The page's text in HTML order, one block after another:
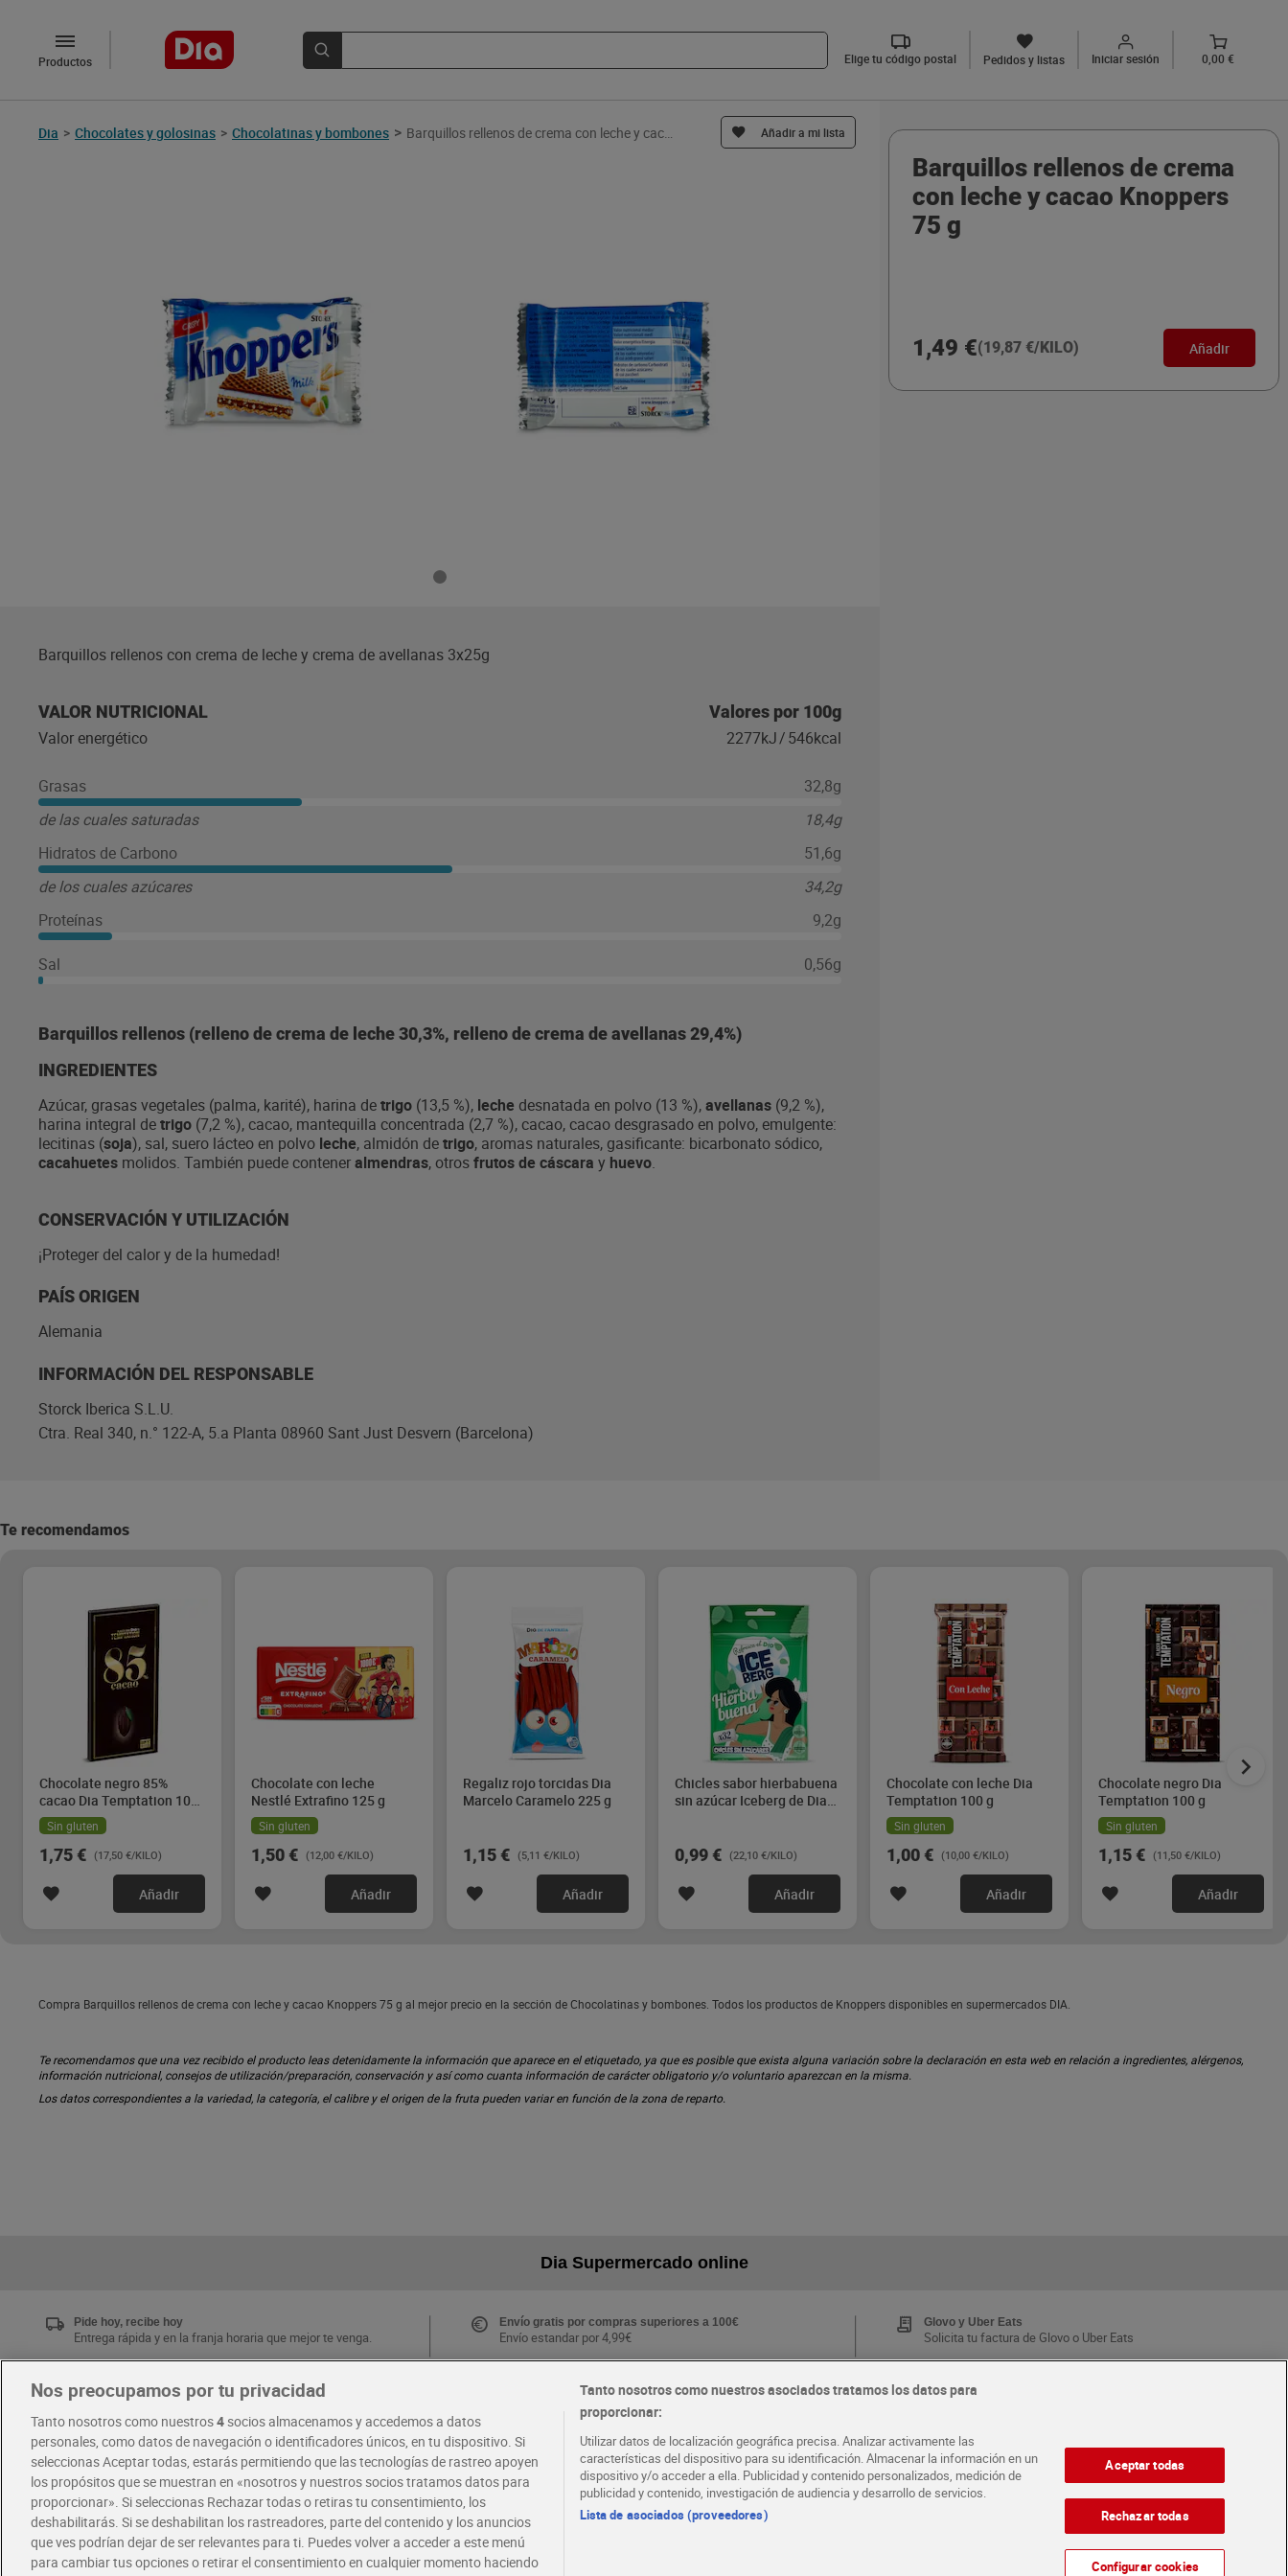
Productos Elige tu código postal Pedidos y listas Iniciar sesión 0,00 €
Dia > Chocolates y golosinas > Chocolatinas y bombones > Añadir a mi lista
Barquillos rellenos con crema de leche y crema de avellanas 3x25g
VALOR NUTRICIONAL Valores por 100g
Valor energético 2277kJ/546kcal
Grasas
32,8g
de las cuales saturadas
18,4g
Hidratos de Carbono
51,6g
de los cuales azúcares
34,2g
Proteínas
9,2g
Sal 0,56g
Barquillos rellenos (relleno de crema de leche 30,3%, relleno de crema de avellanas 29,4%)
INGREDIENTES
Azúcar, grasas vegetales (palma, karité), harina detrigo (13,5 %), leche desnatada en polvo (13 %),avellanas (9,2 %),
harina integral detrigo (7,2 %), cacao, mantequilla concentrada (2,7 %), cacao, cacao desgrasado en polvo, emulgente:
lecitinas (soja), sal, suero lácteo en polvo leche, almidón detrigo, aromas naturales, gasificante: bicarbonato sódico,
cacahuetes molidos. También puede conteneralmendras, otrosfrutos de cáscara y huevo.
CONSERVACIÓN Y UTILIZACIÓN
¡Proteger del calor y de la humedad!
PAÍS ORIGEN
Alemania
INFORMACIÓN DEL RESPONSABLE
Storck Iberica S.L.U.
Ctra. Real 340, n.° 122-A, 5.a Planta 08960 Sant Just Desvern (Barcelona)
Barquillos rellenos de crema
con leche y cacao Knoppers
75 g
1,49 €(19,87 €/KILO) Añadir
Te recomendamos
Chocolate negro 85%
cacao Dia Temptation 100
gSin gluten
1,75 € (17,50 €/KILO)
Añadir
Chocolate con leche
Nestlé Extrafino 125 g
Sin gluten
1,50 € (12,00 €/KILO)
Añadir
Regaliz rojo torcidas Dia
Marcelo Caramelo 225 g
1,15 € (5,11 €/KILO)
Añadir
Chicles sabor hierbabuena
sin azúcar Iceberg de Dia
0,99 € (22,10 €/KILO)
Añadir
Chocolate con leche Dia
Temptation 100 g
Sin gluten
1,00 € (10,00 €/KILO)
Añadir
Chocolate negro Dia
Temptation 100 g
Sin gluten
1,15 € (11,50 €/KILO)
Añadir
Compra Barquillos rellenos de crema con leche y cacao Knoppers 75 g al mejor precio en la sección de Chocolatinas y bombones. Todos los productos de Knoppers disponibles en supermercados DIA.
Te recomendamos que una vez recibido el producto leas detenidamente la información que aparece en el etiquetado, ya que es posible que exista alguna variación sobre la declaración en esta web en relación a ingredientes, alérgenos,
información nutricional, consejos de utilización/preparación, conservación y así como cuanta información de carácter obligatorio y/o voluntario aparezcan en la misma.
Los datos correspondientes a la variedad, la categoría, el calibre y el origen de la fruta pueden variar en función de la zona de reparto.
Dia Supermercado online
Pide hoy, recibe hoy
Entrega rápida y en la franja horaria que mejor te venga.
Envío gratis por compras superiores a 100€
Envío estandar por 4,99€
Glovo y Uber Eats
Solicita tu factura de Glovo o Uber Eats
Disfruta las ventajas y ofertas exclusivas.
Descárgate la APP Dia
Folletos y Tiendas
cercana
¡Solicita tu tarjeta de crédito aquí!
RECETAS · COMER MEJOR CADA DIA · EMPLEO
Nos preocupamos por tu privacidad
Tanto nosotros como nuestros4socios almacenamos y accedemos a datos
personales, como datos de navegación o identificadores únicos, en tu dispositivo. Si
seleccionas Aceptar todas, estarás permitiendo que las tecnologías de rastreo apoyen
los propósitos que se muestran en «nosotros y nuestros socios tratamos datos para
proporcionar». Si seleccionas Rechazar todas o retiras tu consentimiento, los
deshabilitarás. Si se deshabilitan los rastreadores, parte del contenido y los anuncios
que ves podrían dejar de ser relevantes para ti. Puedes volver a acceder a este menú
para cambiar tus opciones o retirar el consentimiento en cualquier momento haciendo
Tanto nosotros como nuestros asociados tratamos los datos para
proporcionar:
Utilizar datos de localización geográfica precisa. Analizar activamente las
características del dispositivo para su identificación. Almacenar la información en un
dispositivo y/o acceder a ella. Publicidad y contenido personalizados, medición de
publicidad y contenido, investigación de audiencia y desarrollo de servicios.
Lista de asociados (proveedores)
Aceptar todas
Rechazar todas
Configurar cookies